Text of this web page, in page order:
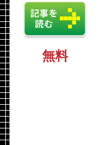
無料